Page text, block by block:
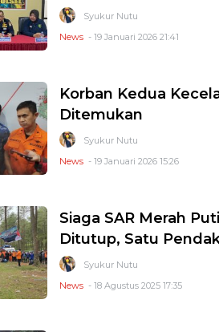
Syukur Nutu
News - 19 Januari 2026 21:41
Korban Kedua
Ditemukan
Syukur Nutu
News - 19 Januari 2026 15:26
Siaga SAR Merah
Ditutup, Satu
Syukur Nutu
News - 18 Agustus 2025 17:35